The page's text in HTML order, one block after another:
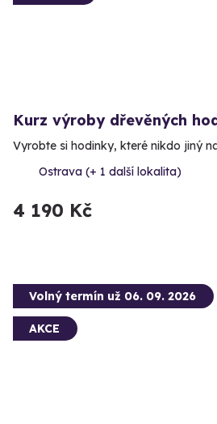
Kurz výroby dřevěných
Vyrobte si hodinky, které nikdo jiný
Ostrava (+ 1 další lokalita)
4 190 Kč
Volný termín už 06. 09. 2026
AKCE